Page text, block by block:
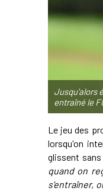
Jusqu'alors
entraîné le
Le jeu des
lorsqu'on
glissent
quand on
s'entraîner,